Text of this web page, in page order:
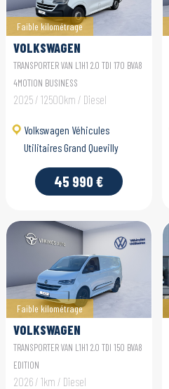
Faible kilométrage
VOLKSWAGEN
UTILITAIRES
TRANSPORTER VAN
TRANSPORTER VAN L1H1 2.0 TDI 170 BVA8
4MOTION BUSINESS
2025 / 12500km / Diesel
Volkswagen Véhicules
Utilitaires Grand Quevilly
45 990 €
Faible kilométrage
VOLKSWAGEN
UTILITAIRES
TRANSPORTER VAN
TRANSPORTER VAN L1H1 2.0 TDI 150 BVA8
EDITION
2026 / 1km / Diesel